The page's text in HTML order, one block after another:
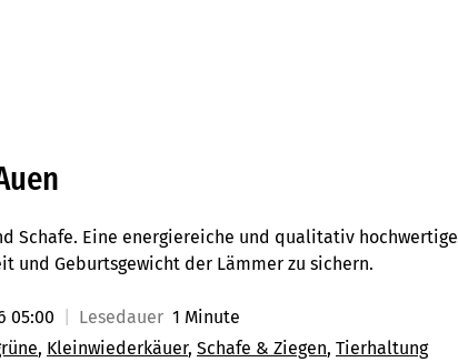
Schafe. Eine energiereiche und qualitativ hochwertige
und Geburtsgewicht der Lämmer zu sichern.
05:00 Lesedauer 1 Minute
Kleinwiederkäuer Schafe & Ziegen Tierhaltung